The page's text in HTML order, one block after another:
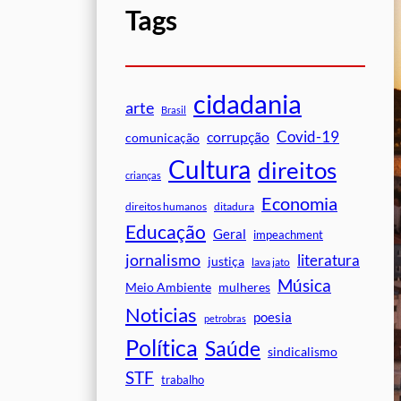
Tags
arte Brasil cidadania
comunicação corrupção Covid-19
crianças Cultura direitos
direitos humanos ditadura Economia
Educação Geral impeachment
jornalismo justiça lava jato literatura
Meio Ambiente mulheres Música
Noticias petrobras poesia
Política Saúde sindicalismo
STF trabalho